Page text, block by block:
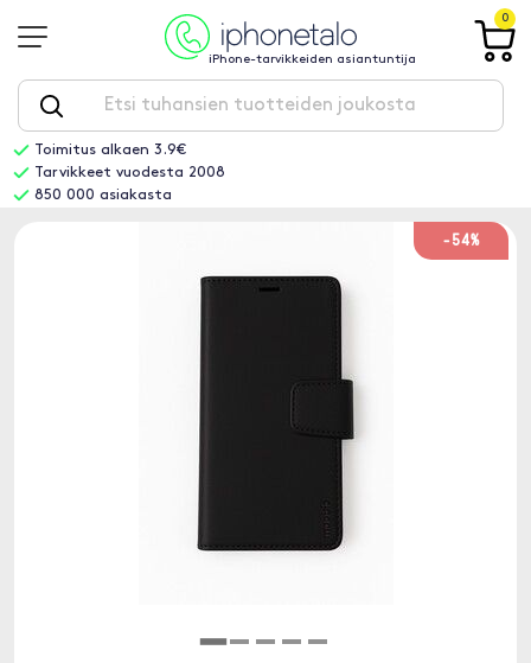
iPhone-tarvikkeiden asiantuntija
0
Toimitus alkaen 3.9€
Tarvikkeet vuodesta 2008
850 000 asiakasta
-54%